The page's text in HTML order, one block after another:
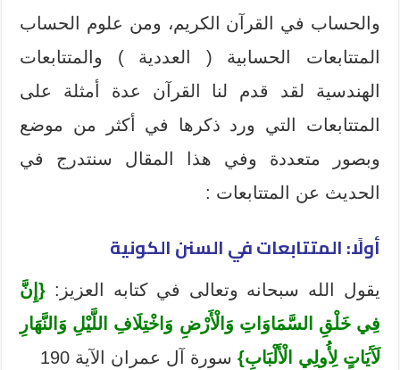
والحساب في القرآن الكريم، ومن علوم الحساب
المتتابعات الحسابية ( العددية ) والمتتابعات
الهندسية لقد قدم لنا القرآن عدة أمثلة على
المتتابعات التي ورد ذكرها في أكثر من موضع
وبصور متعددة وفي هذا المقال سنتدرج في
الحديث عن المتتابعات :
أولًا: المتتابعات في السنن الكونية
يقول الله سبحانه وتعالى في كتابه العزيز: {إِنَّ
فِي خَلْقِ السَّمَاوَاتِ وَالْأَرْضِ وَاخْتِلَافِ اللَّيْلِ وَالنَّهَارِ
لَآَيَاتٍ لِأُولِي الْأَلْبَابِ} سورة آل عمران الآية 190